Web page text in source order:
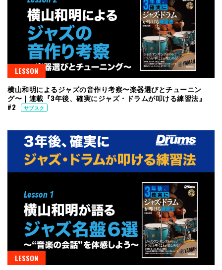
LESSON
横山和明によるジャズの音作り考察〜楽器選びとチューニン
グ〜｜連載『3年後、確実にジャズ・ドラムが叩ける練習法』
#2
サブスク
LESSON